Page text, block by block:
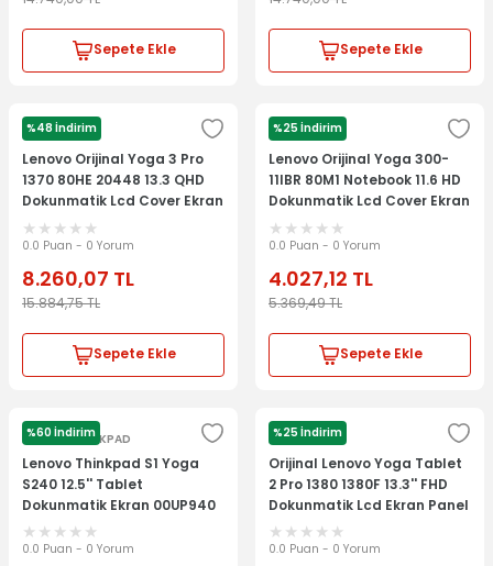
Sepete Ekle Sepete Ekle
%48 İndirim
LENOVO
Lenovo Orijinal Yoga 3 Pro
1370 80HE 20448 13.3 QHD
Dokunmatik Lcd Cover Ekran
Panel Kit
0.0 Puan - 0 Yorum
8.260,07 TL
15.884,75TL
Sepete Ekle
%25 İndirim
LENOVO
Lenovo Orijinal Yoga 300-
11IBR 80M1 Notebook 11.6 HD
Dokunmatik Lcd Cover Ekran
Panel Kit
0.0 Puan - 0 Yorum
4.027,12 TL
5.369,49TL
Sepete Ekle
%60 İndirim
LENOVO THİNKPAD
Lenovo Thinkpad S1 Yoga
S240 12.5'' Tablet
Dokunmatik Ekran 00UP940
0.0 Puan - 0 Yorum
%25 İndirim
LENOVO
Orijinal Lenovo Yoga Tablet
2 Pro 1380 1380F 13.3'' FHD
Dokunmatik Lcd Ekran Panel
Kit 5D69A6N3UC
0.0 Puan - 0 Yorum